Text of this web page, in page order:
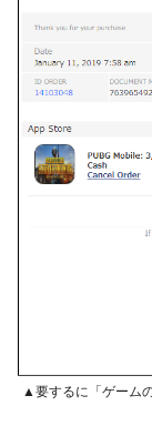
▲要するに「ゲーム